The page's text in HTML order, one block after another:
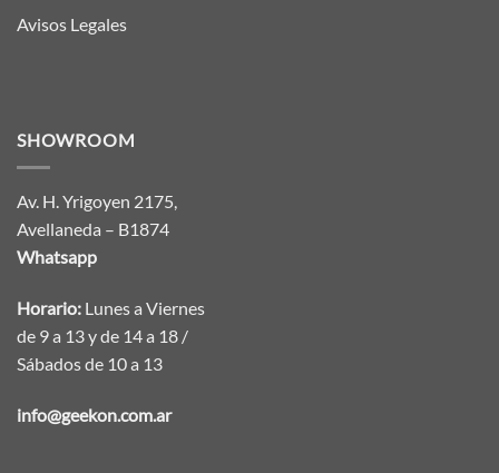
Avisos Legales
SHOWROOM
Av. H. Yrigoyen 2175,
Avellaneda – B1874
Whatsapp
Horario: Lunes a Viernes
de 9 a 13 y de 14 a 18 /
Sábados de 10 a 13
info@geekon.com.ar